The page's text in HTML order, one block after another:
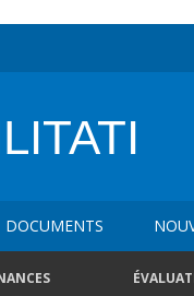
DOCUMENTS